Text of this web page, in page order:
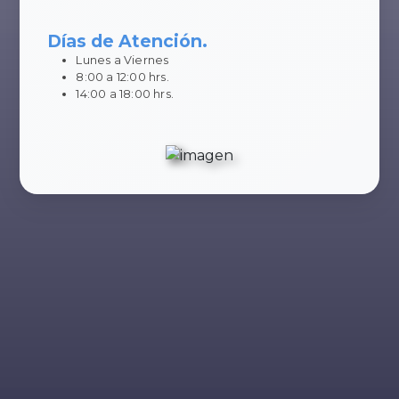
Días de Atención.
Lunes a Viernes
8:00 a 12:00 hrs.
14:00 a 18:00 hrs.